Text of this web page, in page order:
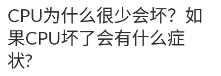
CPU为什么很少会坏？如
果CPU坏了会有什么症
状?